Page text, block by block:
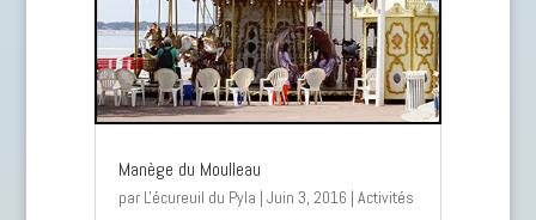
Manège du Moulleau
par L'écureuil du Pyla | Juin 3, 2016 | Activités